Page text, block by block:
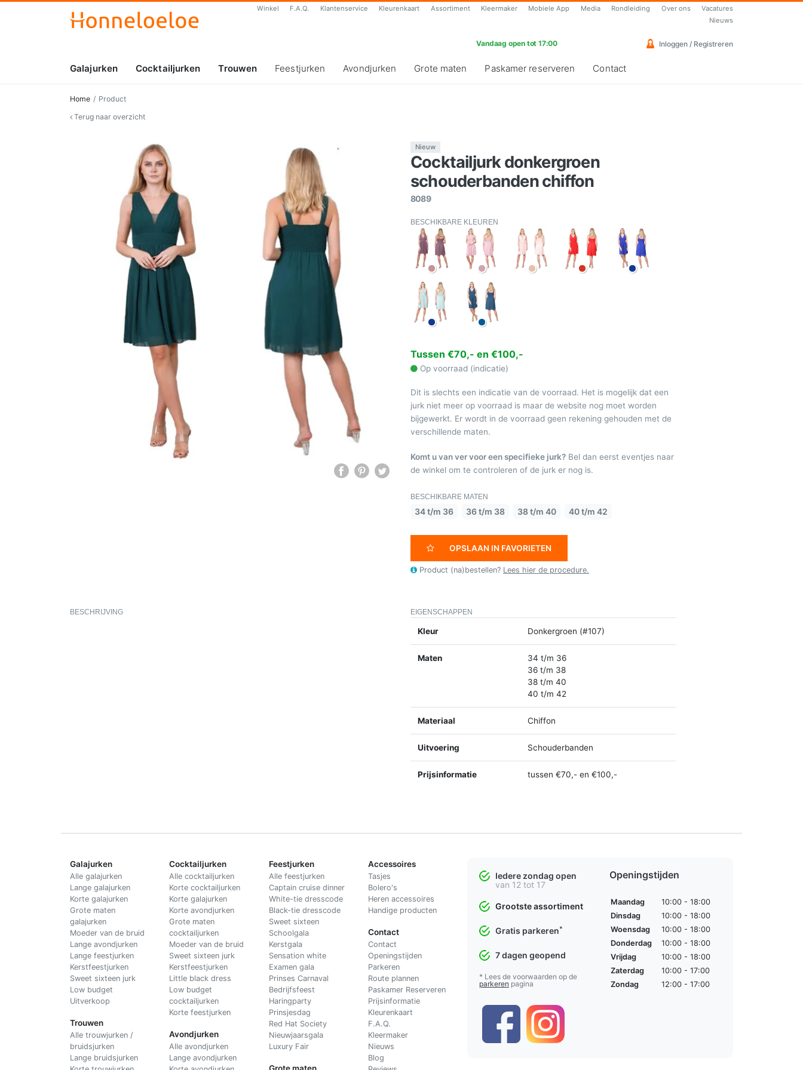
Winkel F.A.Q. Klantenservice Kleurenkaart Assortiment Kleermaker Mobiele App Media Rondleiding Over ons
Vacatures
Nieuws
Vandaag open tot 17:00 Inloggen / Registreren
Galajurken Cocktailjurken Trouwen Feestjurken Avondjurken Grote maten Paskamer reserveren Contact
Home
Product
Terug naar overzicht
Nieuw
Cocktailjurk donkergroen
schouderbanden chiffon
8089
BESCHIKBARE KLEUREN
Tussen €70,- en €100,-
Op voorraad (indicatie)
Dit is slechts een indicatie van de voorraad. Het is mogelijk dat een
jurk niet meer op voorraad is maar de website nog moet worden
bijgewerkt. Er wordt in de voorraad geen rekening gehouden met de
verschillende maten.
Komt u van ver voor een specifieke jurk? Bel dan eerst eventjes naar
de winkel om te controleren of de jurk er nog is.
BESCHIKBARE MATEN
34 t/m 36 36 t/m 38 38 t/m 40 40 t/m 42
OPSLAAN IN FAVORIETEN
Product (na)bestellen? Lees hier de procedure.
BESCHRIJVING EIGENSCHAPPEN
Kleur Donkergroen (#107)
Maten
34 t/m 36
36 t/m 38
38 t/m 40
40 t/m 42
Materiaal Chiffon
Uitvoering Schouderbanden
Prijsinformatie tussen €70,- en €100,-
Galajurken
Alle galajurken
Lange galajurken
Korte galajurken
Grote maten
galajurken
Moeder van de bruid
Lange avondjurken
Lange feestjurken
Kerstfeestjurken
Sweet sixteen jurk
Low budget
Uitverkoop
Trouwen
Alle trouwjurken /
bruidsjurken
Lange bruidsjurken
Cocktailjurken
Alle cocktailjurken
Korte cocktailjurken
Korte galajurken
Korte avondjurken
Grote maten
cocktailjurken
Moeder van de bruid
Sweet sixteen jurk
Kerstfeestjurken
Little black dress
Low budget
cocktailjurken
Korte feestjurken
Avondjurken
Alle avondjurken
Lange avondjurken
Feestjurken
Alle feestjurken
Captain cruise dinner
White-tie dresscode
Black-tie dresscode
Sweet sixteen
Schoolgala
Kerstgala
Sensation white
Examen gala
Prinses Carnaval
Bedrijfsfeest
Haringparty
Prinsjesdag
Red Hat Society
Nieuwjaarsgala
Luxury Fair
Grote maten
Accessoires
Tasjes
Bolero's
Heren accessoires
Handige producten
Contact
Contact
Openingstijden
Parkeren
Route plannen
Paskamer Reserveren
Prijsinformatie
Kleurenkaart
F.A.Q.
Kleermaker
Nieuws
Blog
Iedere zondag open
van 12 tot 17
Grootste assortiment
Gratis parkeren*
7 dagen geopend
* Lees de voorwaarden op de
parkeren pagina
Openingstijden
Maandag
10:00 - 18:00
Dinsdag
10:00 - 18:00
Woensdag
10:00 - 18:00
Donderdag
10:00 - 18:00
Vrijdag
10:00 - 18:00
Zaterdag
10:00 - 17:00
Zondag
12:00 - 17:00